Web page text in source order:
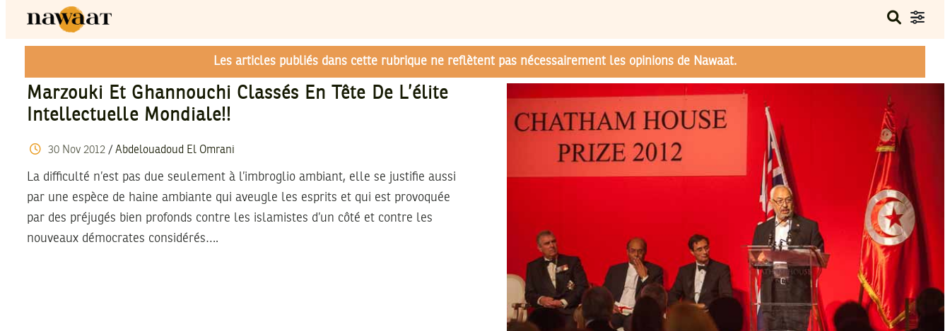
Les articles publiés dans cette rubrique ne reflètent pas nécessairement les opinions de Nawaat.
Marzouki Et Ghannouchi Classés En Tête De L’élite
Intellectuelle Mondiale!!
30 Nov 2012/ Abdelouadoud El Omrani
La difficulté n’est pas due seulement à l’imbroglio ambiant, elle se justifie aussi
par une espèce de haine ambiante qui aveugle les esprits et qui est provoquée
par des préjugés bien profonds contre les islamistes d’un côté et contre les
nouveaux démocrates considérés….